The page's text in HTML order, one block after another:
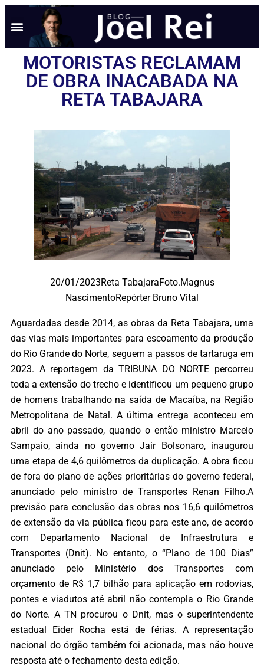
MOTORISTAS RECLAMAM
DE OBRA INACABADA NA
RETA TABAJARA
20/01/2023Reta TabajaraFoto.Magnus
NascimentoRepórter Bruno Vital
Aguardadas desde 2014, as obras da Reta Tabajara, uma
das vias mais importantes para escoamento da produção
do Rio Grande do Norte, seguem a passos de tartaruga em
2023. A reportagem da TRIBUNA DO NORTE percorreu
toda a extensão do trecho e identificou um pequeno grupo
de homens trabalhando na saída de Macaíba, na Região
Metropolitana de Natal. A última entrega aconteceu em
abril do ano passado, quando o então ministro Marcelo
Sampaio, ainda no governo Jair Bolsonaro, inaugurou
uma etapa de 4,6 quilômetros da duplicação. A obra ficou
de fora do plano de ações prioritárias do governo federal,
anunciado pelo ministro de Transportes Renan Filho.A
previsão para conclusão das obras nos 16,6 quilômetros
de extensão da via pública ficou para este ano, de acordo
com Departamento Nacional de Infraestrutura e
Transportes (Dnit). No entanto, o “Plano de 100 Dias”
anunciado pelo Ministério dos Transportes com
orçamento de R$ 1,7 bilhão para aplicação em rodovias,
pontes e viadutos até abril não contempla o Rio Grande
do Norte. A TN procurou o Dnit, mas o superintendente
estadual Eider Rocha está de férias. A representação
nacional do órgão também foi acionada, mas não houve
resposta até o fechamento desta edição.